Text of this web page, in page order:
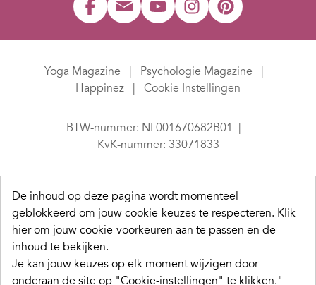
Yoga Magazine
Psychologie Magazine
Happinez
Cookie Instellingen
BTW-nummer: NL001670682B01
KvK-nummer: 33071833
De inhoud op deze pagina wordt momenteel
geblokkeerd om jouw cookie-keuzes te respecteren. Klik
hier om jouw cookie-voorkeuren aan te passen en de
inhoud te bekijken.
Je kan jouw keuzes op elk moment wijzigen door
onderaan de site op "Cookie-instellingen" te klikken."